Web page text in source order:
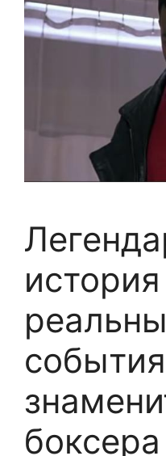
боксера